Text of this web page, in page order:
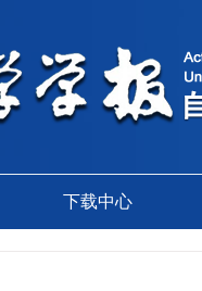
下载中心